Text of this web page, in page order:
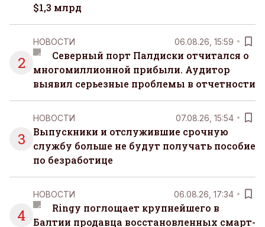
$1,3 млрд
2
НОВОСТИ 06.08.26, 15:59
Северный порт Палдиски отчитался о
многомиллионной прибыли. Аудитор
выявил серьезные проблемы в отчетности
3
НОВОСТИ 07.08.26, 15:54
Выпускники и отслужившие срочную
службу больше не будут получать пособие
по безработице
4
НОВОСТИ 06.08.26, 17:34
Ringy поглощает крупнейшего в
Балтии продавца восстановленных смарт-